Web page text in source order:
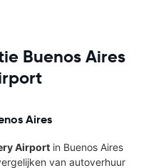
Buenos Aires
Aires
Airport in Buenos Aires
van autoverhuur